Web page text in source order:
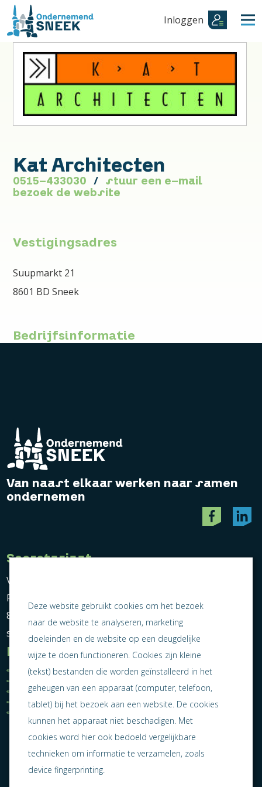
Inloggen
Kat Architecten
0515-433030
stuur een e-mail
bezoek de website
Vestigingsadres
Suupmarkt 21
8601 BD Sneek
Bedrijfsinformatie
Van naast elkaar werken naar samen
ondernemen
Secretariaat
Vereniging Ondernemend Sneek
Postbus 464
8600 AL Sneek
secretariaat@ondernemendsneek.nl
Informatie
Ledenoverzicht
Algemene voorwaarden
Privacy statement
Jaarverslag 2025
Nieuws
Lid worden
Contact
Deze website gebruikt cookies om het bezoek
naar de website te analyseren, marketing
doeleinden en de website op een deugdelijke
wijze te doen functioneren. Cookies zijn kleine
(tekst) bestanden die worden geïnstalleerd in het
geheugen van een apparaat (computer, telefoon,
tablet) bij het bezoek aan een website. De cookies
kunnen het apparaat niet beschadigen. Met
cookies word hier ook bedoeld vergelijkbare
technieken om informatie te verzamelen, zoals
device fingerprinting.